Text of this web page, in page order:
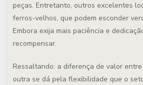
peças. Entretanto, outros excelentes
ferros-velhos, que podem esconder
Embora exija mais paciência e
recompensar.
Ressaltando: a diferença de valor
outra se dá pela flexibilidade que o